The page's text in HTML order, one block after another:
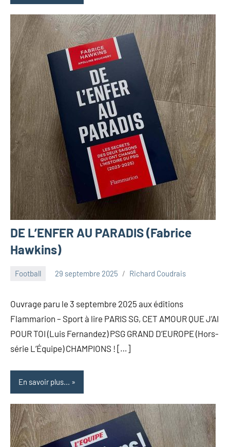
DE L’ENFER AU PARADIS (Fabrice
Hawkins)
Football 29 septembre 2025 Richard Coudrais
Ouvrage paru le 3 septembre 2025 aux éditions
Flammarion – Sport à lire PARIS SG, CET AMOUR QUE J’AI
POUR TOI (Luis Fernandez) PSG GRAND D’EUROPE (Hors-
série L’Équipe) CHAMPIONS ! […]
En savoir plus...